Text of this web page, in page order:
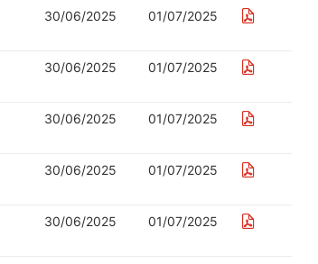
30/06/2025 01/07/2025
30/06/2025 01/07/2025
30/06/2025 01/07/2025
30/06/2025 01/07/2025
30/06/2025 01/07/2025